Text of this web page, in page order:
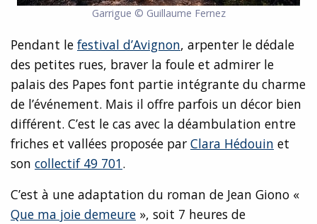
Garrigue © Guillaume Fernez
Pendant le festival d’Avignon, arpenter le dédale
des petites rues, braver la foule et admirer le
palais des Papes font partie intégrante du charme
de l’événement. Mais il offre parfois un décor bien
différent. C’est le cas avec la déambulation entre
friches et vallées proposée par Clara Hédouin et
son collectif 49 701.
C’est à une adaptation du roman de Jean Giono «
Que ma joie demeure », soit 7 heures de